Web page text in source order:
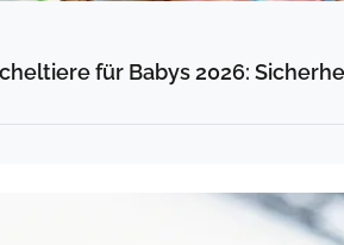
für Babys 2026: